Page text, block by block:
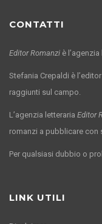
CONTATTI
Editor Romanzi è
Stefania Crepaldi è
raggiunti sul campo.
L’agenzia letteraria Editor
romanzi a pubblicare con
Per qualsiasi dubbio o
LINK UTILI